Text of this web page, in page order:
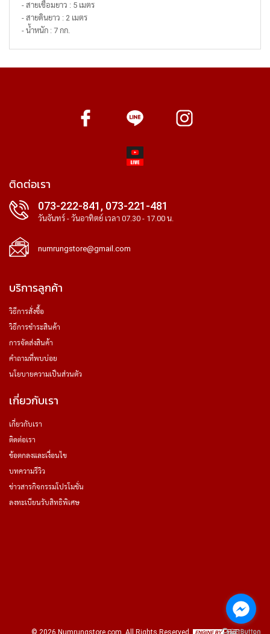
- สายเชื่อมยาว : 5 เมตร
- สายดินยาว : 2 เมตร
- น้ำหนัก : 7 กก.
ติดต่อเรา
073-222-841, 073-221-481
วันจันทร์ - วันอาทิตย์ เวลา 07.30 - 17.00 น.
numrungstore@gmail.com
บริการลูกค้า
วิธีการสั่งซื้อ
วิธีการชำระสินค้า
การจัดส่งสินค้า
คำถามที่พบบ่อย
นโยบายความเป็นส่วนตัว
เกี่ยวกับเรา
เกี่ยวกับเรา
ติดต่อเรา
ข้อตกลงและเงื่อนไข
บทความรีวิว
ข่าวสารกิจกรรมโปรโมชั่น
ลงทะเบียนรับสิทธิพิเศษ
© 2026 Numrungstore.com . All Rights Reserved.